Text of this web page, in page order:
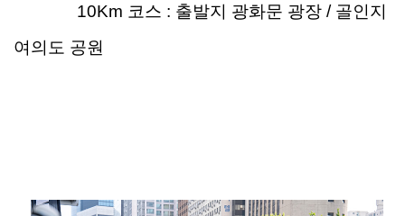
10Km 코스 : 출발지 광화문 광장 / 골인지
여의도 공원